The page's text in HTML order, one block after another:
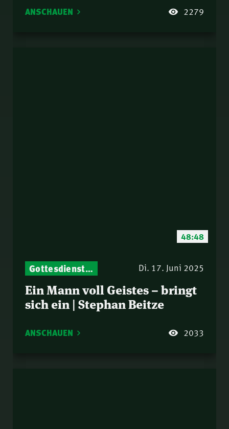
ANSCHAUEN 2279
48:48
Gottesdienst-Botschaften – Jeden Sonntag neu: Aktuelle Predigten vom Mitternachtsruf Di. 17. Juni 2025
Ein Mann voll Geistes – bringt
sich ein | Stephan Beitze
ANSCHAUEN 2033